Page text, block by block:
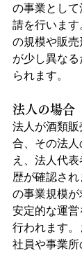
の事業とし
請を行います
の規模や販
が少し異な
られます。
法人の場合
法人が酒類
合、その法
え、法人代
歴が確認さ
の事業規模が
安定的な運
行われます。
社員や事業